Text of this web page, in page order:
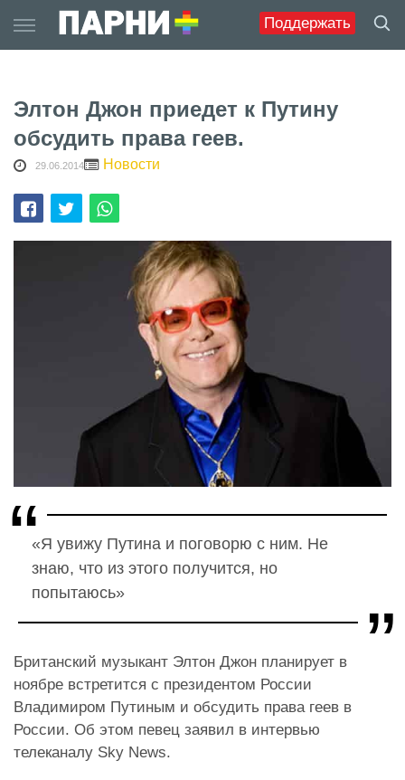
Поддержать
to
content
Элтон Джон приедет к Путину
обсудить права геев.
29.06.2014 Новости
«Я увижу Путина и поговорю с ним. Не
знаю, что из этого получится, но
попытаюсь»
Британский музыкант Элтон Джон планирует в
ноябре встретится с президентом России
Владимиром Путиным и обсудить права геев в
России. Об этом певец заявил в интервью
телеканалу Sky News.